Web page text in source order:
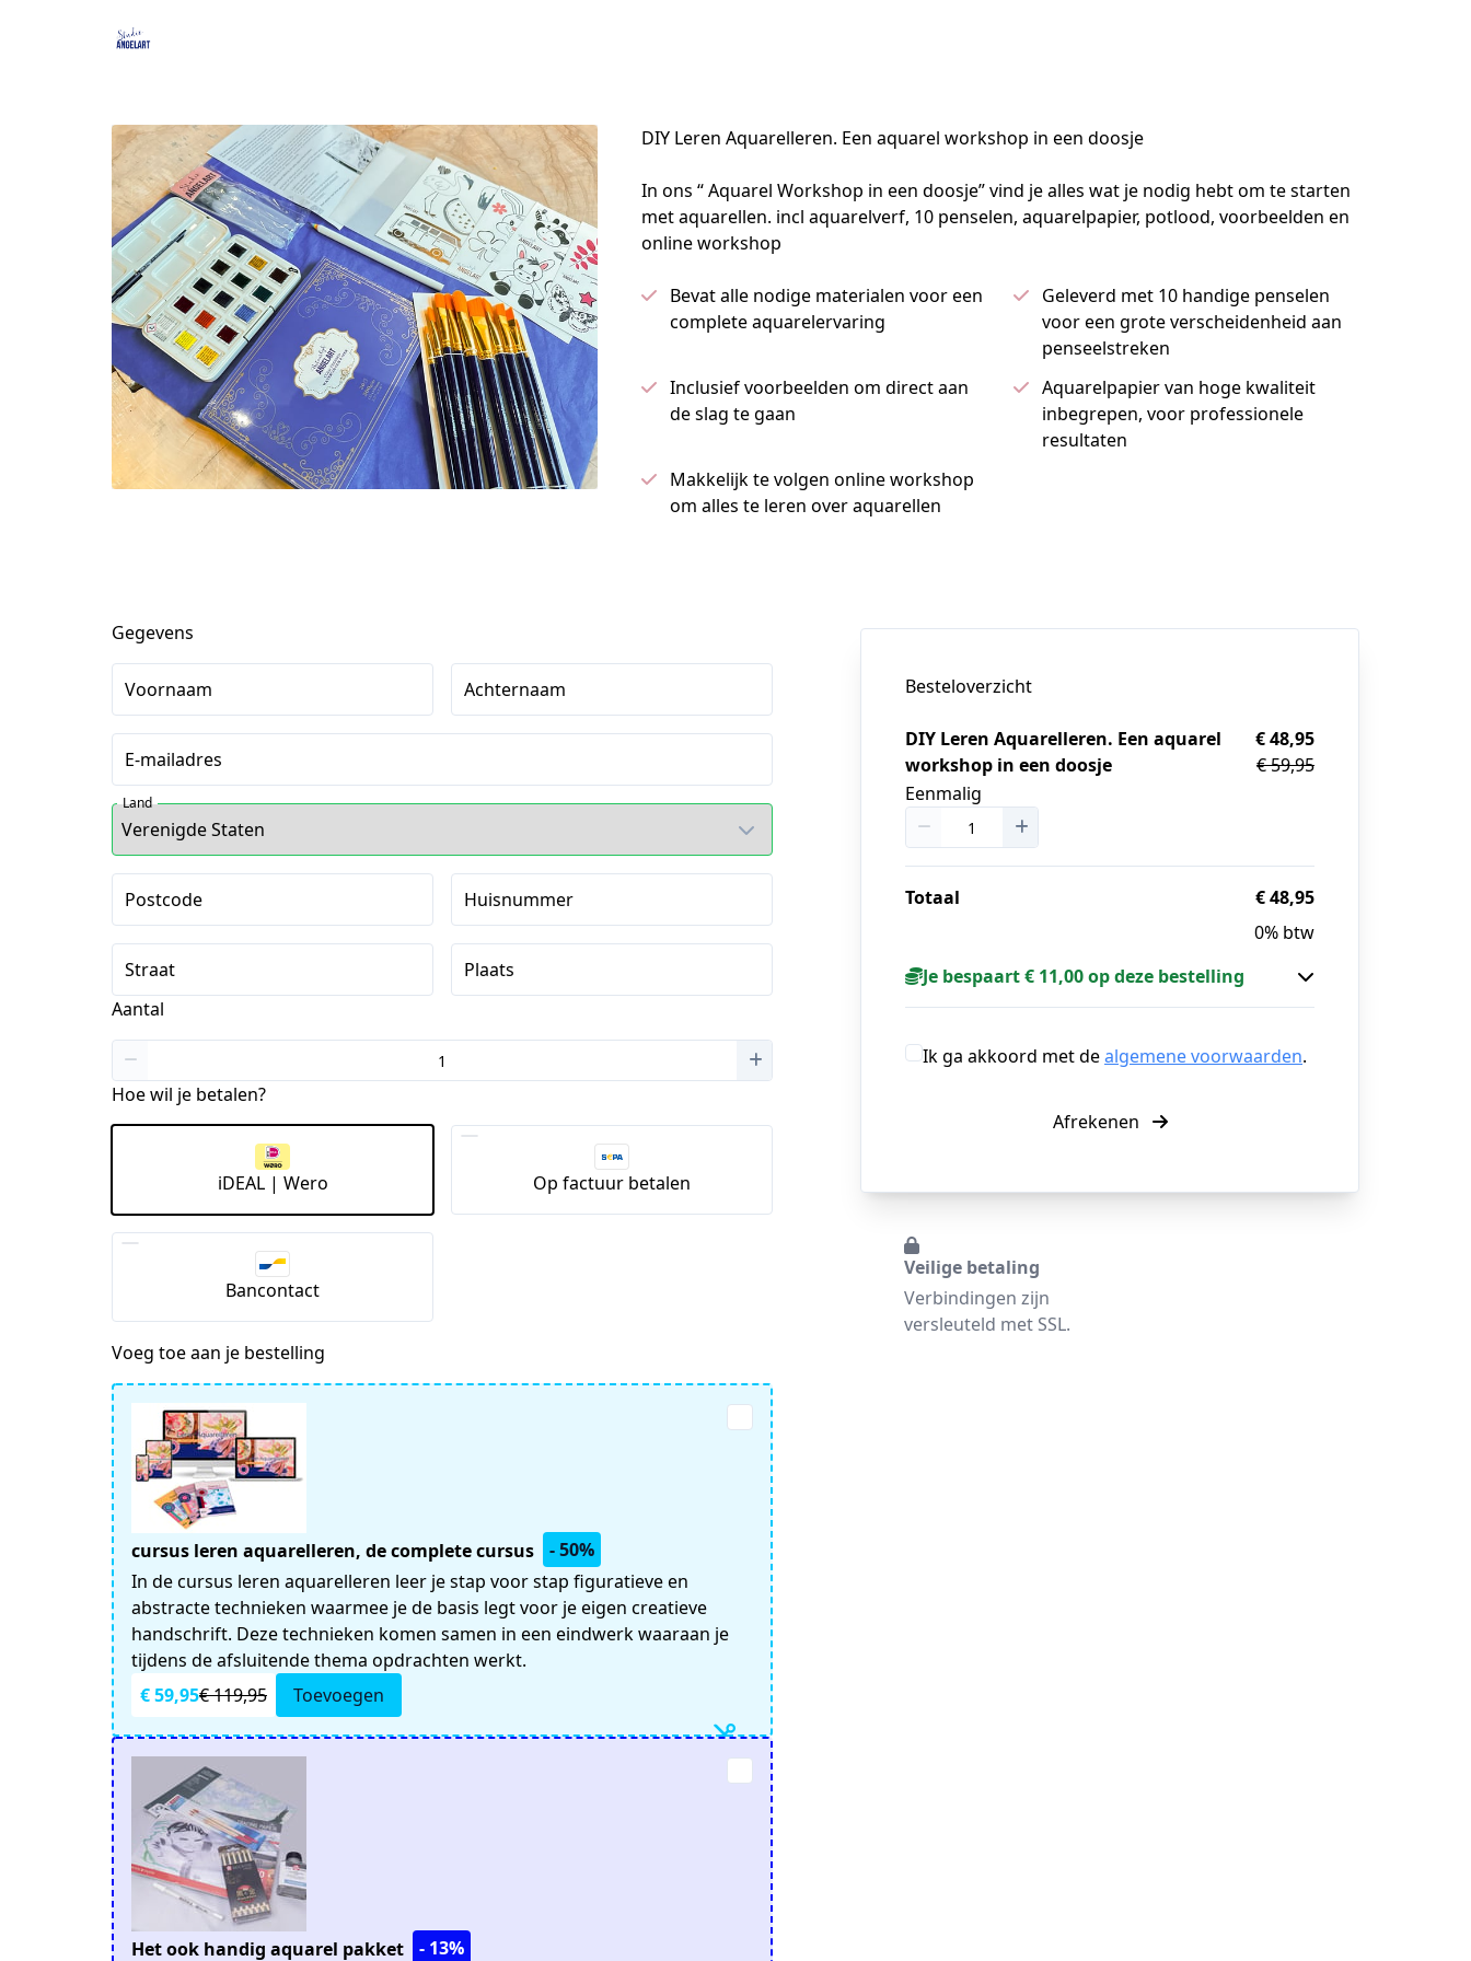
DIY Leren Aquarelleren. Een aquarel workshop in een doosje
In ons “ Aquarel Workshop in een doosje” vind je alles wat je nodig hebt om te starten
met aquarellen. incl aquarelverf, 10 penselen, aquarelpapier, potlood, voorbeelden en
online workshop
Bevat alle nodige materialen voor een
complete aquarelervaring
Geleverd met 10 handige penselen
voor een grote verscheidenheid aan
penseelstreken
Inclusief voorbeelden om direct aan
de slag te gaan
Aquarelpapier van hoge kwaliteit
inbegrepen, voor professionele
resultaten
Makkelijk te volgen online workshop
om alles te leren over aquarellen
Gegevens
Voornaam Achternaam
E-mailadres
Land
Postcode Huisnummer
Straat
Plaats
Aantal
Hoe wil je betalen?
iDEAL | Wero Op factuur betalen
Bancontact
Voeg toe aan je bestelling
cursus leren aquarelleren, de complete cursus
- 50%
In de cursus leren aquarelleren leer je stap voor stap figuratieve en
abstracte technieken waarmee je de basis legt voor je eigen creatieve
handschrift. Deze technieken komen samen in een eindwerk waaraan je
tijdens de afsluitende thema opdrachten werkt.
€ 59,95€ 119,95 Toevoegen
Het ook handig aquarel pakket - 13%
Besteloverzicht
DIY Leren Aquarelleren. Een aquarel
workshop in een doosje
Eenmalig
€ 48,95
€ 59,95
Totaal
€ 48,95
0% btw
Je bespaart € 11,00 op deze bestelling
Ik ga akkoord met dealgemene voorwaarden.
Afrekenen
Veilige betaling
Verbindingen zijn
versleuteld met SSL.